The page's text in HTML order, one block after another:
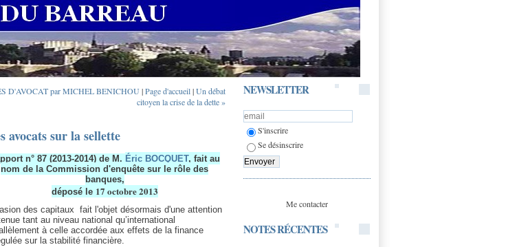
NEWSLETTER
S'inscrire
Se désinscrire
Me contacter
NOTES RÉCENTES
D'AVOCAT par MICHEL BENICHOU |Page d'accueil|Un débat
citoyen la crise de la dette »
avocats sur la sellette
n° 87 (2013-2014) de M. Éric BOCQUET, fait au
nom de la Commission d'enquête sur le rôle des
banques,
déposé le 17 octobre 2013
des capitaux fait l'objet désormais d'une attention
tant au niveau national qu’international
à celle accordée aux effets de la finance
sur la stabilité financière.